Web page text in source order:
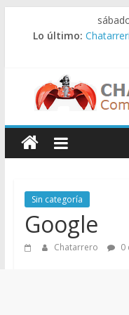
Lo último:
–
Precio
de
Sin categoría
Google
Chatarrero 0